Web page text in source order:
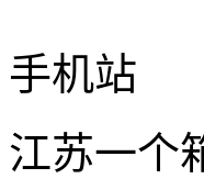
手机站
江苏一个